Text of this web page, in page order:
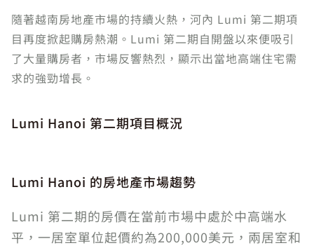
隨著越南房地產市場的持續火熱，河內 Lumi 第二期項
目再度掀起購房熱潮。Lumi 第二期自開盤以來便吸引
了大量購房者，市場反響熱烈，顯示出當地高端住宅需
求的強勁增長。
Lumi Hanoi 第二期項目概況
Lumi Hanoi 的房地產市場趨勢
Lumi 第二期的房價在當前市場中處於中高端水
平，一居室單位起價約為200,000美元，兩居室和